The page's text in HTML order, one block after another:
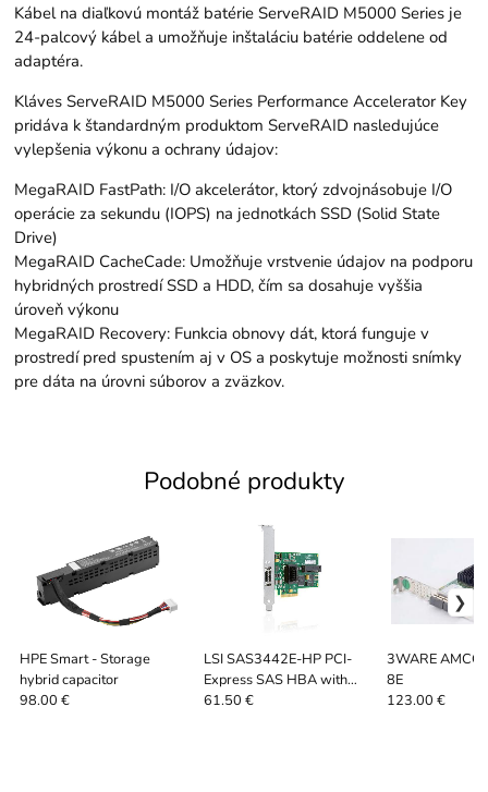
Kábel na diaľkovú montáž batérie ServeRAID M5000 Series je
24-palcový kábel a umožňuje inštaláciu batérie oddelene od
adaptéra.
Kláves ServeRAID M5000 Series Performance Accelerator Key
pridáva k štandardným produktom ServeRAID nasledujúce
vylepšenia výkonu a ochrany údajov:
MegaRAID FastPath: I/O akcelerátor, ktorý zdvojnásobuje I/O
operácie za sekundu (IOPS) na jednotkách SSD (Solid State
Drive)
MegaRAID CacheCade: Umožňuje vrstvenie údajov na podporu
hybridných prostredí SSD a HDD, čím sa dosahuje vyššia
úroveň výkonu
MegaRAID Recovery: Funkcia obnovy dát, ktorá funguje v
prostredí pred spustením aj v OS a poskytuje možnosti snímky
pre dáta na úrovni súborov a zväzkov.
Podobné produkty
HPE Smart - Storage
hybrid capacitor
98.00 €
LSI SAS3442E-HP PCI-
Express SAS HBA with
external SAS
61.50 €
3WARE
8E
123.00 €